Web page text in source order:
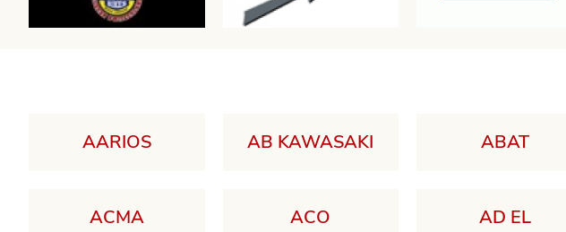
AARIOS AB KAWASAKI ABAT
ACMA ACO AD EL